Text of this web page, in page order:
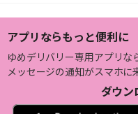
アプリならもっと便利に
ゆめデリバリー専用アプリな
メッセージの通知がスマホに
ダウン